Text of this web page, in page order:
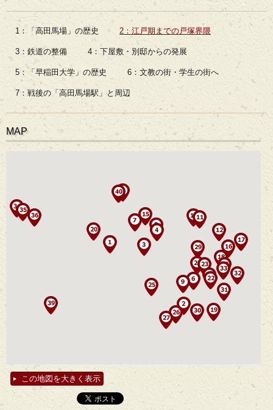
1：「高田馬場」の歴史 2：江戸期までの戸塚界隈
3：鉄道の整備 4：下屋敷・別邸からの発展
5：「早稲田大学」の歴史 6：文教の街・学生の街へ
7：戦後の「高田馬場駅」と周辺
MAP
この地図を大きく表示